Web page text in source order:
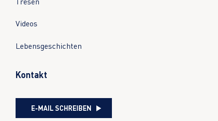
Videos
Lebensgeschichten
Kontakt
E-MAIL SCHREIBEN